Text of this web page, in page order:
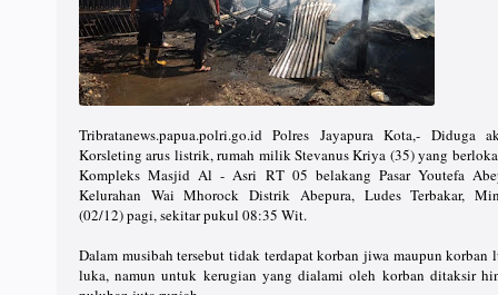
Tribratanews.papua.polri.go.id Polres Jayapura Kota,- Diduga
Korsleting arus listrik, rumah milik Stevanus Kriya (35) yang
Kompleks Masjid Al - Asri RT 05 belakang Pasar Youtefa
Kelurahan Wai Mhorock Distrik Abepura, Ludes Terbakar,
(02/12) pagi, sekitar pukul 08:35 Wit.
Dalam musibah tersebut tidak terdapat korban jiwa maupun korban
luka, namun untuk kerugian yang dialami oleh korban ditaksir